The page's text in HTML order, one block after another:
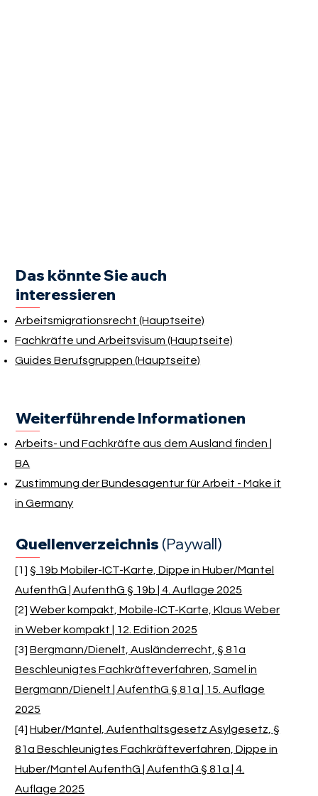
Das könnte Sie auch
interessieren
Arbeitsmigrationsrecht (Hauptseite)
Fachkräfte und Arbeitsvisum (Hauptseite)
Guides Berufsgruppen (Hauptseite)
Weiterführende Informationen
Arbeits- und Fachkräfte aus dem Ausland finden |
BA
Zustimmung der Bundesagentur für Arbeit - Make it
in Germany
Quellenverzeichnis (Paywall)
[1]§ 19b Mobiler-ICT-Karte, Dippe in Huber/Mantel
AufenthG | AufenthG § 19b | 4. Auflage 2025
[2]Weber kompakt, Mobile-ICT-Karte, Klaus Weber
in Weber kompakt | 12. Edition 2025
[3]Bergmann/Dienelt, Ausländerrecht, § 81a
Beschleunigtes Fachkräfteverfahren, Samel in
Bergmann/Dienelt | AufenthG § 81a | 15. Auflage
2025
[4]Huber/Mantel, Aufenthaltsgesetz Asylgesetz, §
81a Beschleunigtes Fachkräfteverfahren, Dippe in
Huber/Mantel AufenthG | AufenthG § 81a | 4.
Auflage 2025